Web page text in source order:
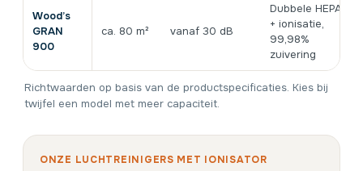
Wood’s
GRAN
900
ca. 80 m² vanaf 30 dB
Dubbele HEPA
+ ionisatie,
99,98%
zuivering
Richtwaarden op basis van de productspecificaties. Kies bij
twijfel een model met meer capaciteit.
ONZE LUCHTREINIGERS MET IONISATOR